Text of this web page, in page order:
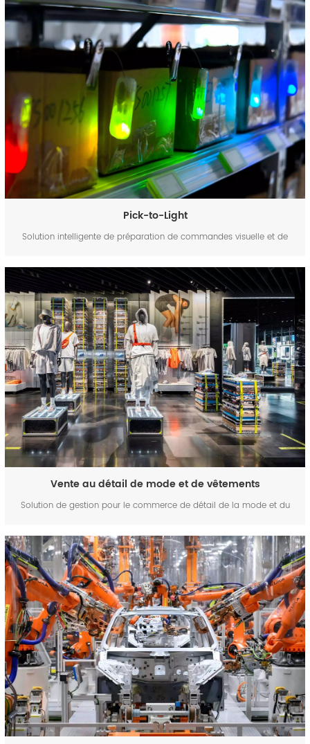
Optimisez la maintenance ferroviaire grâce à une gestion inte...
Pick-to-Light
Solution intelligente de préparation de commandes visuelle et de
Solution intelligente de localisation d'entrepôt avec guidage lumineux
intelligent, suivi IoT et visibilité des articles en temps...
Vente au détail de mode et de vêtements
Solution de gestion pour le commerce de détail de la mode et du
vêtements avec gestion des stocks, des points de vente, de la RFID et
des adhésions Transformez votre entreprise de mode grâce à un...